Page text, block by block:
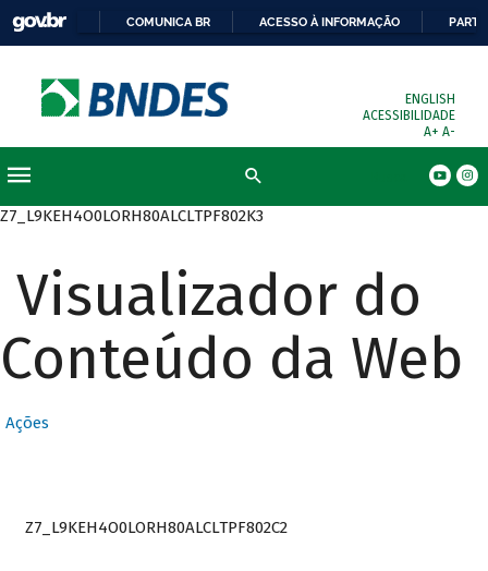
COMUNICA BR ACESSO À INFORMAÇÃO
ENGLISH
ACESSIBILIDADE
A+ A-
Z7_L9KEH4O0LORH80ALCLTPF802K3
Visualizador do
Conteúdo da Web
Ações
Z7_L9KEH4O0LORH80ALCLTPF802C2